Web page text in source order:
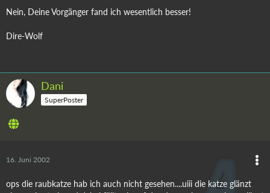
Nein, Deine Vorgänger fand ich wesentlich besser!
Dire-Wolf
Dani
SuperPoster
16. Juni 2002
ops die raubkatze hab ich auch nicht gesehen....uiii die katze glänzt